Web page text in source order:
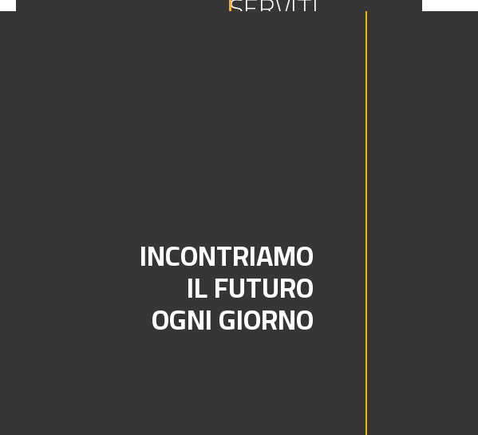
INCONTRIAMO
IL FUTURO
OGNI GIORNO